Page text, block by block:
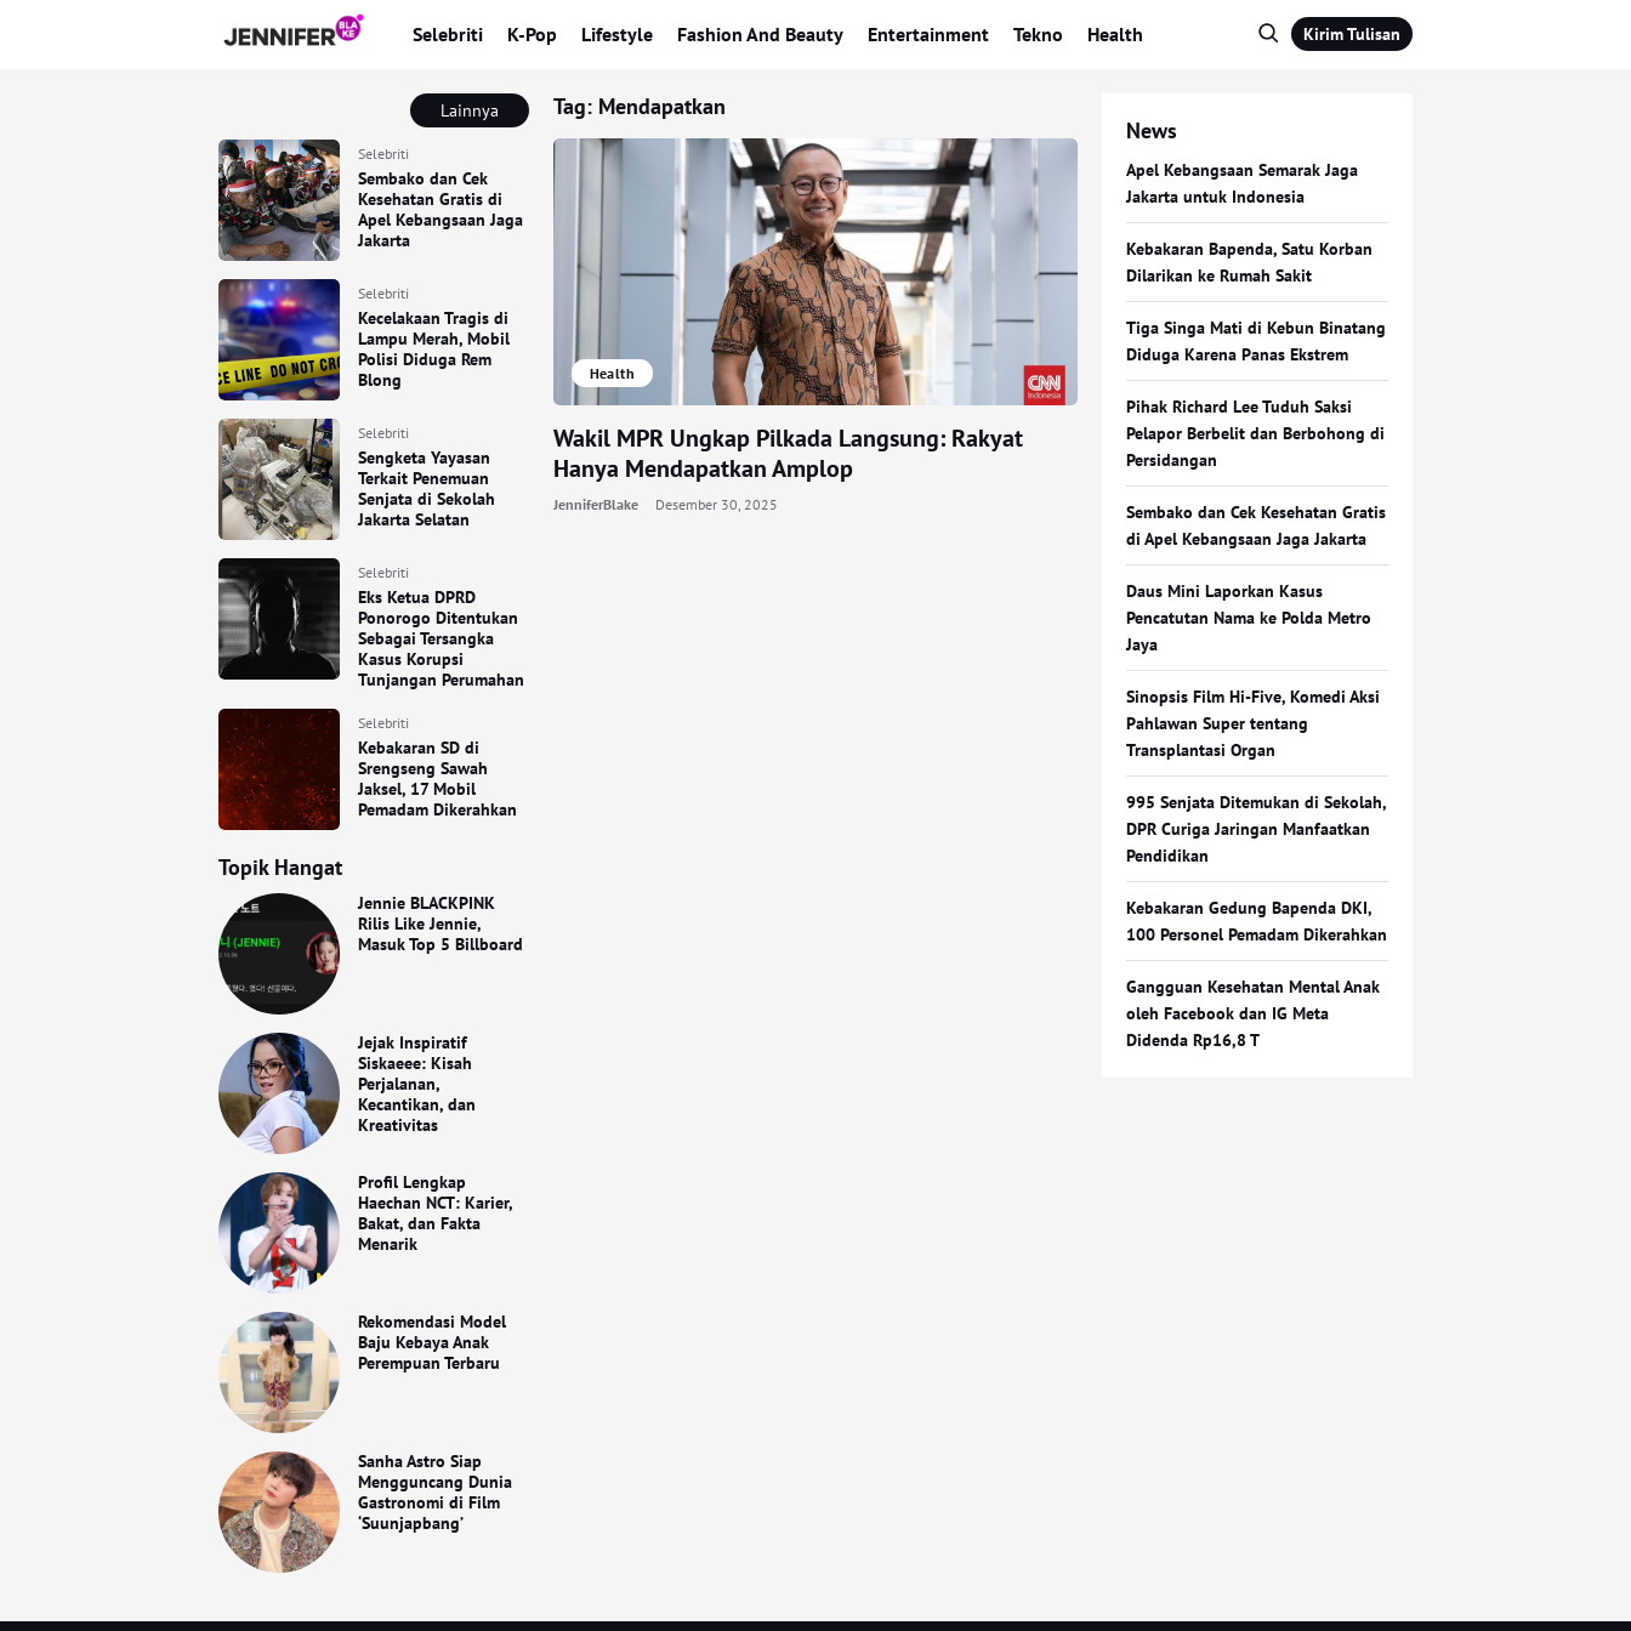
Selebriti K-Pop Lifestyle Fashion And Beauty Entertainment Tekno Health Kirim Tulisan
Lainnya
Selebriti
Sembako dan Cek
Kesehatan Gratis di
Apel Kebangsaan Jaga
Jakarta
Selebriti
Kecelakaan Tragis di
Lampu Merah, Mobil
Polisi Diduga Rem
Blong
Selebriti
Sengketa Yayasan
Terkait Penemuan
Senjata di Sekolah
Jakarta Selatan
Selebriti
Eks Ketua DPRD
Ponorogo Ditentukan
Sebagai Tersangka
Kasus Korupsi
Tunjangan Perumahan
Selebriti
Kebakaran SD di
Srengseng Sawah
Jaksel, 17 Mobil
Pemadam Dikerahkan
Topik Hangat
Jennie BLACKPINK
Rilis Like Jennie,
Masuk Top 5 Billboard
Jejak Inspiratif
Siskaeee: Kisah
Perjalanan,
Kecantikan, dan
Kreativitas
Profil Lengkap
Haechan NCT: Karier,
Bakat, dan Fakta
Menarik
Rekomendasi Model
Baju Kebaya Anak
Perempuan Terbaru
Sanha Astro Siap
Mengguncang Dunia
Gastronomi di Film
‘Suunjapbang’
Tag: Mendapatkan
Health
Wakil MPR Ungkap Pilkada Langsung: Rakyat
Hanya Mendapatkan Amplop
JenniferBlake Desember 30, 2025
News
Apel Kebangsaan Semarak Jaga
Jakarta untuk Indonesia
Kebakaran Bapenda, Satu Korban
Dilarikan ke Rumah Sakit
Tiga Singa Mati di Kebun Binatang
Diduga Karena Panas Ekstrem
Pihak Richard Lee Tuduh Saksi
Pelapor Berbelit dan Berbohong di
Persidangan
Sembako dan Cek Kesehatan Gratis
di Apel Kebangsaan Jaga Jakarta
Daus Mini Laporkan Kasus
Pencatutan Nama ke Polda Metro
Jaya
Sinopsis Film Hi-Five, Komedi Aksi
Pahlawan Super tentang
Transplantasi Organ
995 Senjata Ditemukan di Sekolah,
DPR Curiga Jaringan Manfaatkan
Pendidikan
Kebakaran Gedung Bapenda DKI,
100 Personel Pemadam Dikerahkan
Gangguan Kesehatan Mental Anak
oleh Facebook dan IG Meta
Didenda Rp16,8 T